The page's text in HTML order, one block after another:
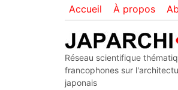
Accueil À propos
Réseau scientifique
francophones sur
japonais